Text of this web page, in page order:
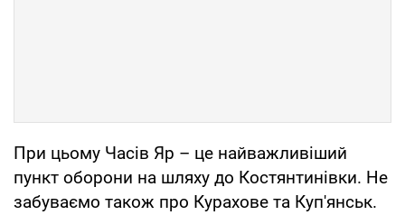
При цьому Часів Яр – це найважливіший
пункт оборони на шляху до Костянтинівки. Не
забуваємо також про Курахове та Куп'янськ.